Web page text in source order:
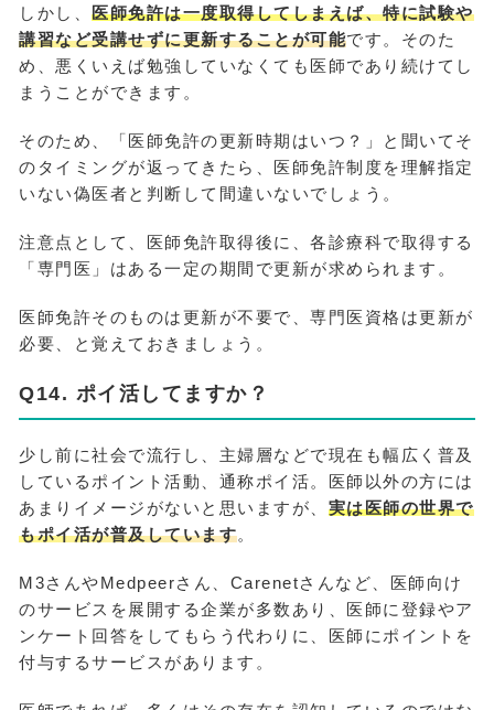
しかし、医師免許は一度取得してしまえば、特に試験や
講習など受講せずに更新することが可能です。そのた
め、悪くいえば勉強していなくても医師であり続けてし
まうことができます。
そのため、「医師免許の更新時期はいつ？」と聞いてそ
のタイミングが返ってきたら、医師免許制度を理解指定
いない偽医者と判断して間違いないでしょう。
注意点として、医師免許取得後に、各診療科で取得する
「専門医」はある一定の期間で更新が求められます。
医師免許そのものは更新が不要で、専門医資格は更新が
必要、と覚えておきましょう。
Q14. ポイ活してますか？
少し前に社会で流行し、主婦層などで現在も幅広く普及
しているポイント活動、通称ポイ活。医師以外の方には
あまりイメージがないと思いますが、 実は医師の世界で
もポイ活が普及しています。
M3さんやMedpeerさん、Carenetさんなど、医師向け
のサービスを展開する企業が多数あり、医師に登録やア
ンケート回答をしてもらう代わりに、医師にポイントを
付与するサービスがあります。